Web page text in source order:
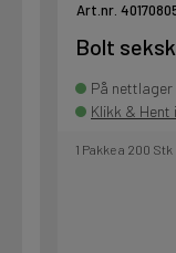
Art.nr.
Bolt
På nettlager
Klikk & Hent
1 Pakke a 200 Stk